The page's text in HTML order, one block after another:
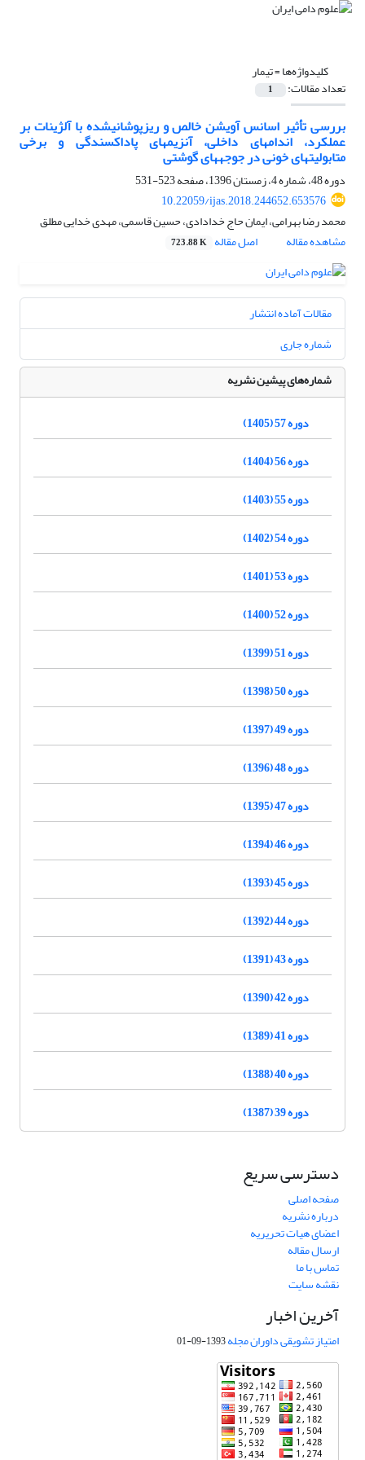
کلیدواژه‌ها =تیمار
تعداد مقالات: 1
بررسی تأثیر اسانس آویشن خالص و ریزپوشانی‎شده با آلژینات بر
عملکرد، اندام‎های داخلی، آنزیم‎های پاداکسندگی و برخی
متابولیت‎های خونی در جوجه‎های گوشتی
دوره 48، شماره 4، زمستان 1396، صفحه
523-531
10.22059/ijas.2018.244652.653576
محمد رضا بهرامی، ایمان حاج خدادادی، حسین قاسمی، مهدی خدایی مطلق
مشاهده مقاله
اصل مقاله 723.88 K
مقالات آماده انتشار
شماره جاری
شماره‌های پیشین نشریه
دوره 57 (1405)
دوره 56 (1404)
دوره 55 (1403)
دوره 54 (1402)
دوره 53 (1401)
دوره 52 (1400)
دوره 51 (1399)
دوره 50 (1398)
دوره 49 (1397)
دوره 48 (1396)
دوره 47 (1395)
دوره 46 (1394)
دوره 45 (1393)
دوره 44 (1392)
دوره 43 (1391)
دوره 42 (1390)
دوره 41 (1389)
دوره 40 (1388)
دوره 39 (1387)
دسترسی سریع
صفحه اصلی
درباره نشریه
اعضای هیات تحریریه
ارسال مقاله
تماس با ما
نقشه سایت
آخرین اخبار
امتیاز تشویقی داوران مجله1393-09-01